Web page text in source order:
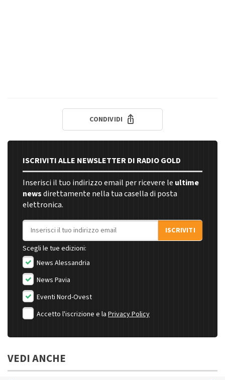
CONDIVIDI
ISCRIVITI ALLE NEWSLETTER DI RADIO GOLD
Inserisci il tuo indirizzo email per ricevere le ultime
newsdirettamente nella tua casella di posta
elettronica.
Indirizzo email
ISCRIVITI
Scegli le tue edizioni:
News Alessandria
News Pavia
Eventi Nord-Ovest
Accetto l'iscrizione e la Privacy Policy
VEDI ANCHE